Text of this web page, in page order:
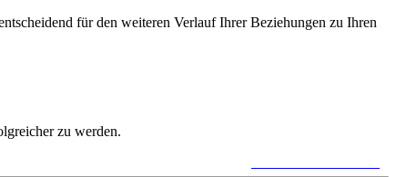
für den weiteren Verlauf Ihrer Beziehungen zu Ihren
zu werden.